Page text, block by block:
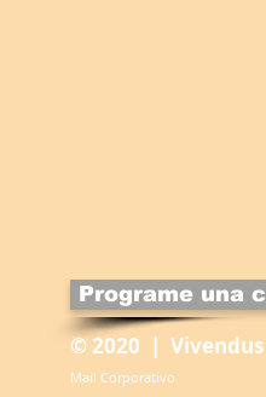
Programe una
© 2020 |
Mail Corporativo